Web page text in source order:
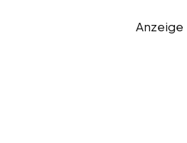
Anzeige